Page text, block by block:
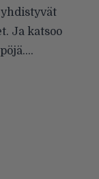
Ja katsoo